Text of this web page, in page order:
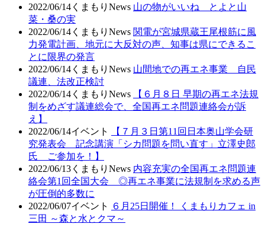
2022/06/14 くまもりNews 山の物がいいね とよと山
菜・桑の実
2022/06/14 くまもりNews 関電が宮城県蔵王尾根筋に風
力発電計画、地元に大反対の声、知事は県にできるこ
とに限界の発言
2022/06/14 くまもりNews 山間地での再エネ事業 自民
議連、法改正検討
2022/06/14 くまもりNews
【６月８日 早期の再エネ法規
制をめざす議連総会で、全国再エネ問題連絡会が訴
え】
2022/06/14イベント
【７月３日第11回日本奥山学会研
究発表会 記念講演「シカ問題を問い直す」立澤史郎
氏 ご参加を！】
2022/06/13 くまもりNews 内容充実の全国再エネ問題連
絡会第1回全国大会 ◎再エネ事業に法規制を求める声
が圧倒的多数に
2022/06/07イベント
６月25日開催！ くまもりカフェ in
三田 ～森と水とクマ～